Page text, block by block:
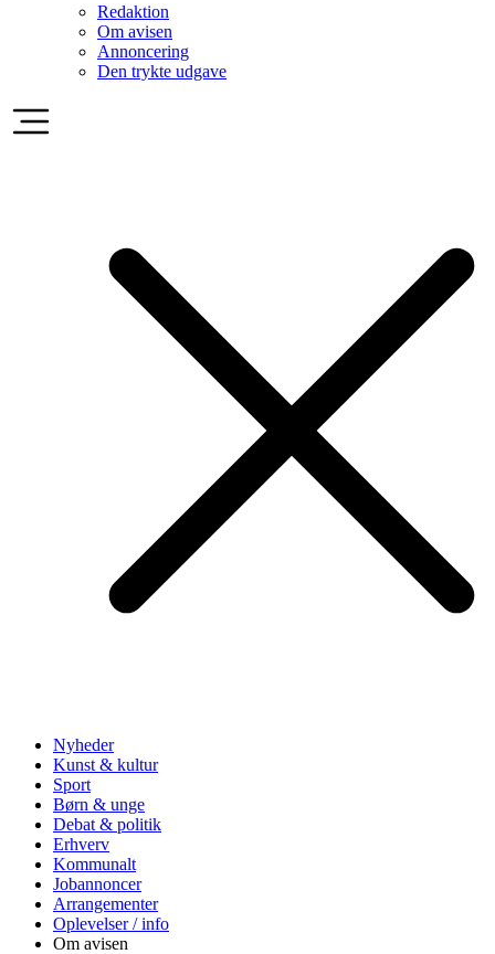
Redaktion
Om avisen
Annoncering
Den trykte udgave
Nyheder
Kunst & kultur
Sport
Børn & unge
Debat & politik
Erhverv
Kommunalt
Jobannoncer
Arrangementer
Oplevelser / info
Om avisen